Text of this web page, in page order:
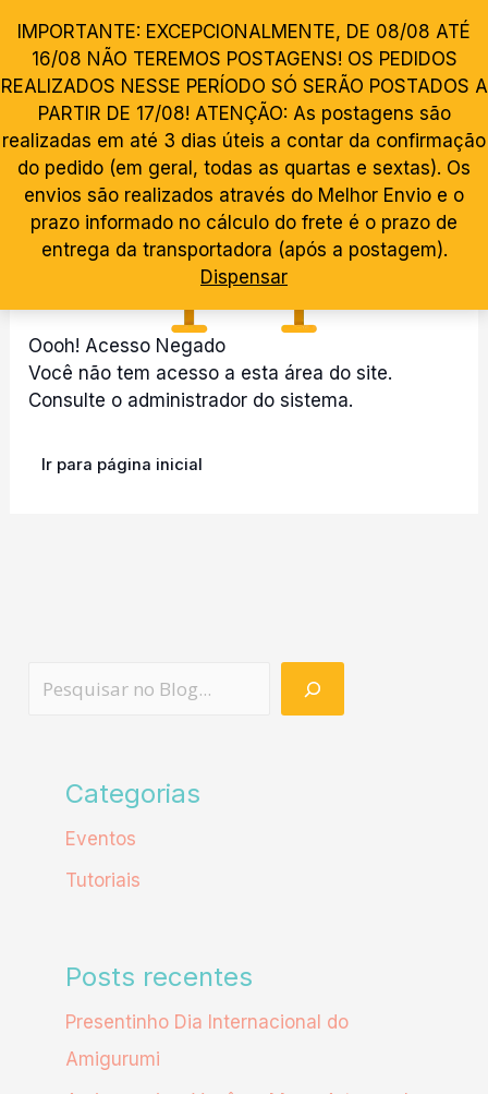
IMPORTANTE: EXCEPCIONALMENTE, DE 08/08 ATÉ
16/08 NÃO TEREMOS POSTAGENS! OS PEDIDOS
REALIZADOS NESSE PERÍODO SÓ SERÃO POSTADOS A
PARTIR DE 17/08! ATENÇÃO: As postagens são
realizadas em até 3 dias úteis a contar da confirmação
do pedido (em geral, todas as quartas e sextas). Os
envios são realizados através do Melhor Envio e o
prazo informado no cálculo do frete é o prazo de
entrega da transportadora (após a postagem).
Dispensar
para
conteúdo
0
Cadastro de alunos
Oooh! Acesso Negado
Você não tem acesso a esta área do site.
Consulte o administrador do sistema.
Ir para página inicial
e
s
q
u
i
s
r
Categorias
Eventos
Tutoriais
Posts recentes
Presentinho Dia Internacional do
Amigurumi